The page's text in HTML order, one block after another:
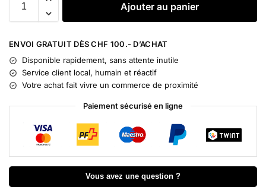
Ajouter au panier
ENVOI GRATUIT DÈS CHF 100.- D’ACHAT
Disponible rapidement, sans attente inutile
Service client local, humain et réactif
Votre achat fait vivre un commerce de proximité
Paiement sécurisé en ligne
Vous avez une question ?